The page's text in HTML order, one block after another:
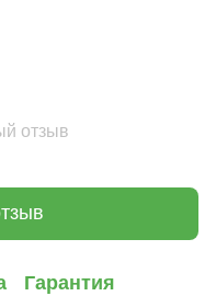
отзыв
Гарантия